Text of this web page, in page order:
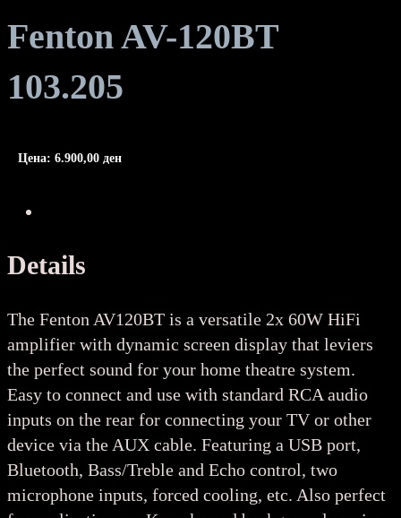
Fenton AV-120BT
103.205
Цена: 6.900,00 ден
Details
The Fenton AV120BT is a versatile 2x 60W HiFi
amplifier with dynamic screen display that leviers
the perfect sound for your home theatre system.
Easy to connect and use with standard RCA audio
inputs on the rear for connecting your TV or other
device via the AUX cable. Featuring a USB port,
Bluetooth, Bass/Treble and Echo control, two
microphone inputs, forced cooling, etc. Also perfect